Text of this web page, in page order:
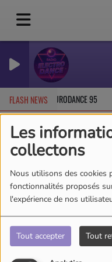
Les
collectons
Nous utilisons des cookies
fonctionnalités proposés
l'expérience de nos
Tout accepter Tout
FLASH NEWS EURODANCE 95
Se